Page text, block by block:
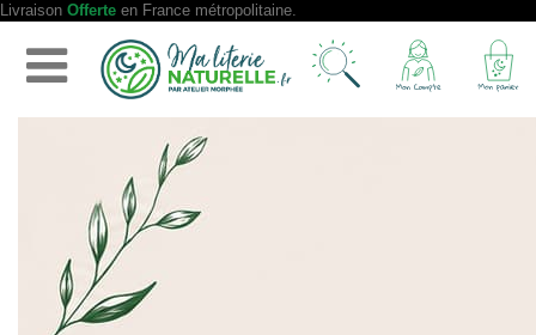
Livraison Offerte en France métropolitaine.